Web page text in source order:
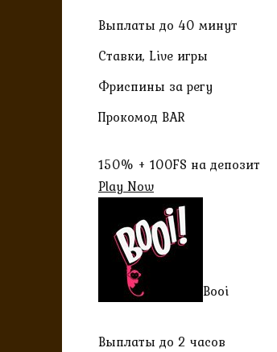
Выплаты до 40 минут
Ставки, Live игры
Фриспины за регу
Прокомод BAR
150% + 100FS на депозит
Play Now
Booi
Выплаты до 2 часов